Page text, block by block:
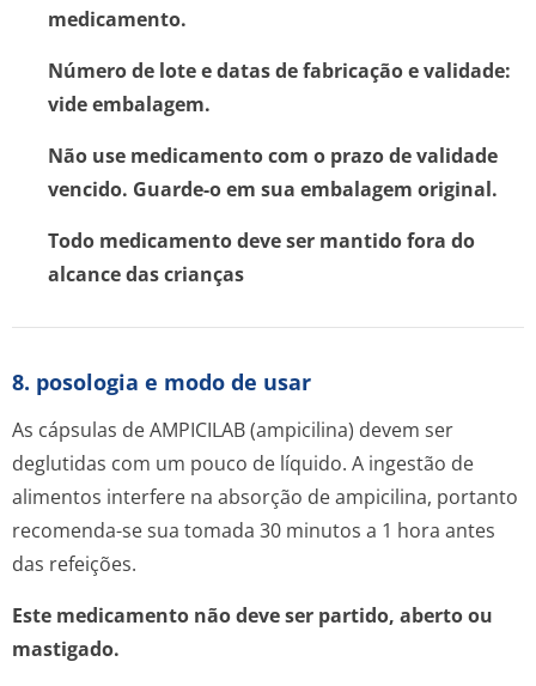
medicamento.
Número de lote e datas de fabricação e validade:
vide embalagem.
Não use medicamento com o prazo de validade
vencido. Guarde-o em sua embalagem original.
Todo medicamento deve ser mantido fora do
alcance das crianças
8. posologia e modo de usar
As cápsulas de AMPICILAB (ampicilina) devem ser
deglutidas com um pouco de líquido. A ingestão de
alimentos interfere na absorção de ampicilina, portanto
recomenda-se sua tomada 30 minutos a 1 hora antes
das refeições.
Este medicamento não deve ser partido, aberto ou
mastigado.